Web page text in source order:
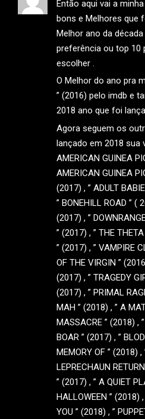
Então aqui vai a
bons e Melhores que
Melhor ano da
preferência ou top 10
escolher .
O Melhor do ano pra
” (2016) pelo imdb e
2018 ano que foi
Agora seguem os
lançado em 2018 sua
AMERICAN GUINEA
AMERICAN GUINEA
(2017) , ” ADULT
” BONEHILL ROAD ” (
(2017) , ”
” (2017) , ” THE
” (2017) , ” VAMPIRE
OF THE VIRGIN ”
(2017) , ” TRAGEDY
(2017) , ” PRIMAL
MAH ” (2018) , ” A
MASSACRE ” (2018) ,
BOAR ” (2017) , ”
MEMORY OF ” (2018) ,
LEPRECHAUN
” (2017) , ” A QUIET
HALLOWEEN ” (2018)
YOU ” (2018) , ”